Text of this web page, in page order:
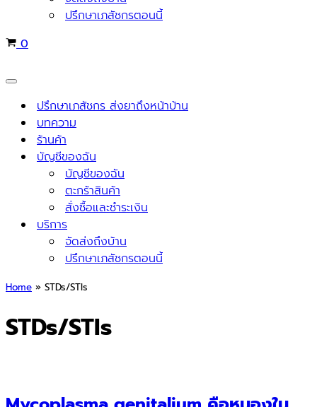
ปรึกษาเภสัชกรตอนนี้
Cart
0
Navigation
Menu ปรึกษาเภสัชกร ส่งยาถึงหน้าบ้าน
บทความ
ร้านค้า
บัญชีของฉัน
บัญชีของฉัน
ตะกร้าสินค้า
สั่งซื้อและชำระเงิน
บริการ
จัดส่งถึงบ้าน
ปรึกษาเภสัชกรตอนนี้
Home » STDs/STIs
STDs/STIs